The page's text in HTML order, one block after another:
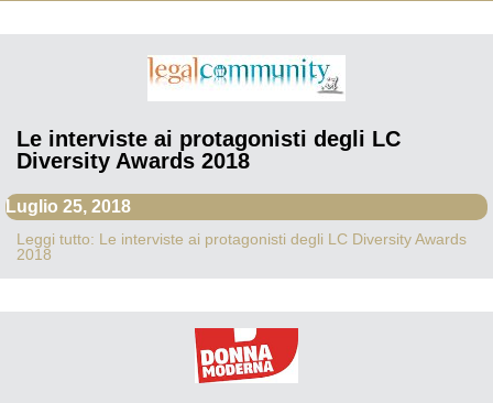
Le interviste ai protagonisti degli LC
Diversity Awards 2018
Luglio 25, 2018
Leggi tutto: Le interviste ai protagonisti degli LC Diversity Awards
2018